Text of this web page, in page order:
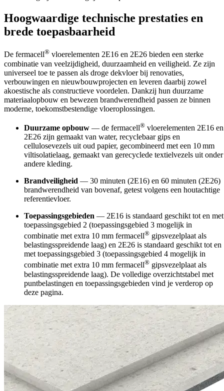
Hoogwaardige technische prestaties en
brede toepasbaarheid
De fermacell® vloerelementen 2E16 en 2E26 bieden een sterke
combinatie van veelzijdigheid, duurzaamheid en veiligheid. Ze zijn
universeel toe te passen als droge dekvloer bij renovaties,
verbouwingen en nieuwbouwprojecten en leveren daarbij zowel
akoestische als constructieve voordelen. Dankzij hun duurzame
materiaalopbouw en bewezen brandwerendheid passen ze binnen
moderne, toekomstbestendige vloeroplossingen.
Duurzame opbouw — de fermacell® vloerelementen 2E16 en
2E26 zijn gemaakt van water, recyclebaar gips en
cellulosevezels uit oud papier, gecombineerd met een 10 mm
viltisolatielaag, gemaakt van gerecyclede textielvezels uit onder
andere kleding.
Brandveiligheid — 30 minuten (2E16) en 60 minuten (2E26)
brandwerendheid van bovenaf, getest volgens een houtachtige
referentievloer.
Toepassingsgebieden — 2E16 is standaard geschikt tot en met
toepassingsgebied 2 (toepassingsgebied 3 mogelijk in
combinatie met extra 10 mm fermacell® gipsvezelplaat als
belastingsspreidende laag) en 2E26 is standaard geschikt tot en
met toepassingsgebied 3 (toepassingsgebied 4 mogelijk in
combinatie met extra 10 mm fermacell® gipsvezelplaat als
belastingsspreidende laag). De volledige overzichtstabel met
puntbelastingen en toepassingsgebieden vind je verderop op
deze pagina.